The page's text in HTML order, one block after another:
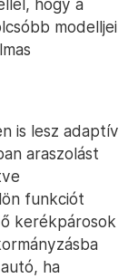
hogy a
modelljei
is lesz adaptív
araszolást
funkciót
kerékpárosok
ha